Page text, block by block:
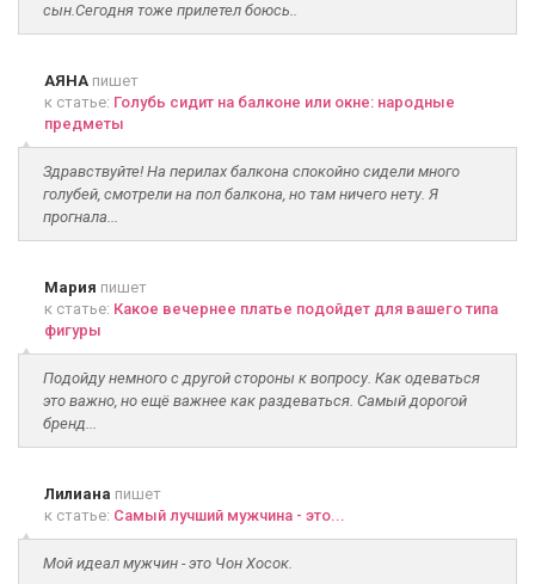
сын.Сегодня тоже прилетел боюсь..
АЯНА пишет
к статье: Голубь сидит на балконе или окне: народные
предметы
Здравствуйте! На перилах балкона спокойно сидели много
голубей, смотрели на пол балкона, но там ничего нету. Я
прогнала...
Мария пишет
к статье: Какое вечернее платье подойдет для вашего типа
фигуры
Подойду немного с другой стороны к вопросу. Как одеваться
это важно, но ещё важнее как раздеваться. Самый дорогой
бренд...
Лилиана пишет
к статье: Самый лучший мужчина - это...
Мой идеал мужчин - это Чон Хосок.